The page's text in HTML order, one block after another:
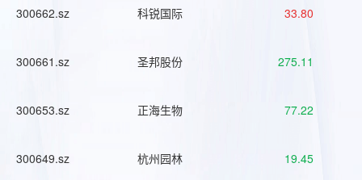
300662.sz 科锐国际 33.80
300661.sz 圣邦股份 275.11
300653.sz 正海生物 77.22
300649.sz 杭州园林 19.45